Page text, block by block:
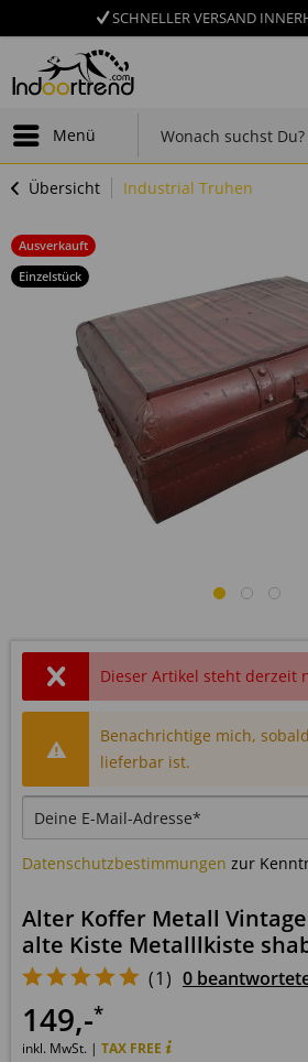
SCHNELLER VERSAND
Menü
Übersicht Industrial Truhen
Ausverkauft
Einzelstück
Dieser Artikel steht derzeit
Benachrichtige mich,
lieferbar ist.
Datenschutzbestimmungen zur
Alter Koffer Metall
alte Kiste Metalllkiste
(1) 0
149,-*
inkl. MwSt. | TAX FREE